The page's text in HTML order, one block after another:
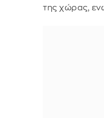
της χώρας,